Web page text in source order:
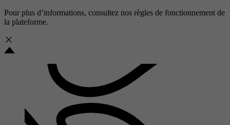
Pour plus d’informations, consultez nos règles de fonctionnement de
la plateforme.